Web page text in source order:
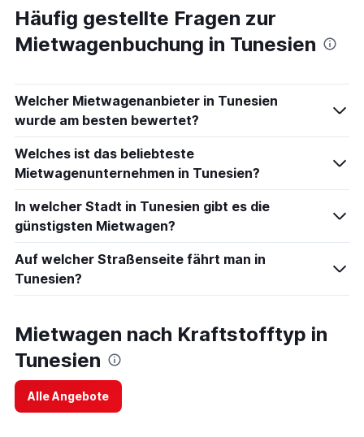
Häufig gestellte Fragen zur
Mietwagenbuchung in Tunesien
Welcher Mietwagenanbieter in Tunesien
wurde am besten bewertet?
Welches ist das beliebteste
Mietwagenunternehmen in Tunesien?
In welcher Stadt in Tunesien gibt es die
günstigsten Mietwagen?
Auf welcher Straßenseite fährt man in
Tunesien?
Mietwagen nach Kraftstofftyp in
Tunesien
Alle Angebote